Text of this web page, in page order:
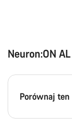
Neuron:ON
Porównaj